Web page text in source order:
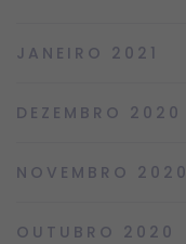
JANEIRO 2021
DEZEMBRO 2020
NOVEMBRO 2020
OUTUBRO 2020